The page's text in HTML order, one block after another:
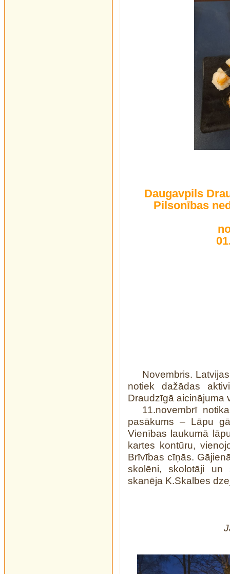
Daugavpils
Pilsonības
Novembris.
notiek dažādas
Draudzīgā aicinājuma
11.novembrī
pasākums – Lāpu
Vienības laukumā
kartes kontūru,
Brīvības cīņās.
skolēni, skolotāji
skanēja K.Skalbes